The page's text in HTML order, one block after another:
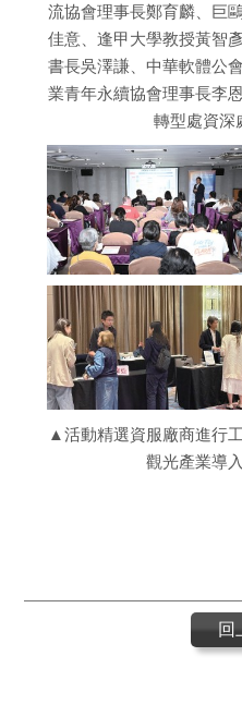
流協會理事長鄭育麟、巨
佳意、逢甲大學教授黃智
書長吳澤謙、中華軟體公
業青年永續協會理事長李
轉型處資深
▲活動精選資服廠商進行
觀光產業導
回